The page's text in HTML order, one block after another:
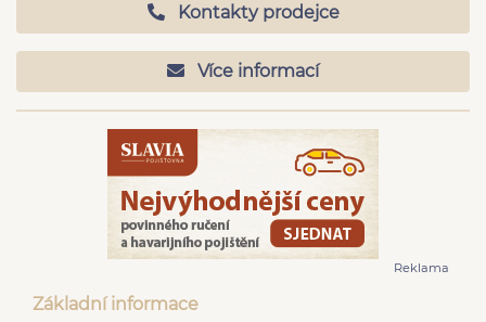
Kontakty prodejce
Více informací
Reklama
Základní informace